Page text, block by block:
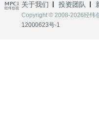
关于我们 投资团队
Copyright © 2008-2026经纬
12000623号-1